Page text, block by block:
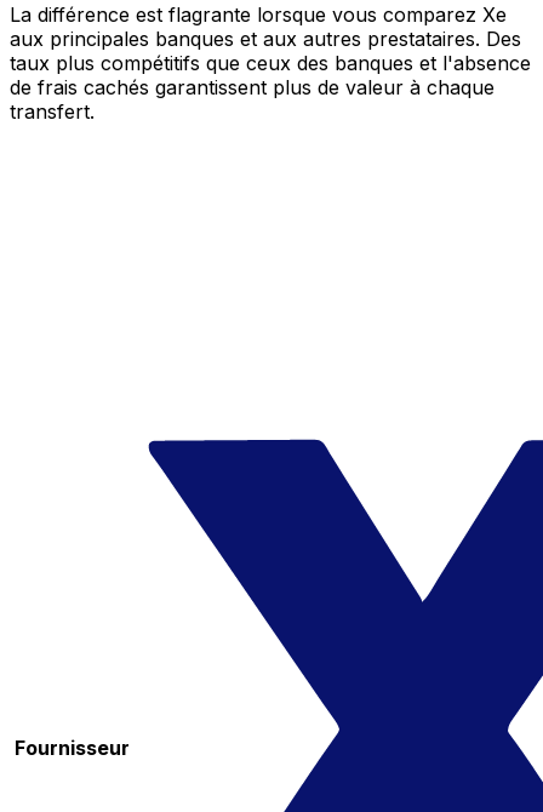
La différence est flagrante lorsque vous comparez Xe
aux principales banques et aux autres prestataires. Des
taux plus compétitifs que ceux des banques et l'absence
de frais cachés garantissent plus de valeur à chaque
transfert.
Fournisseur